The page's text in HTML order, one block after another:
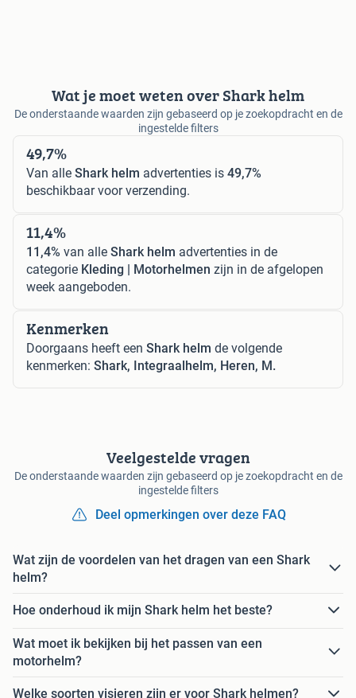
Wat je moet weten over Shark helm
De onderstaande waarden zijn gebaseerd op je zoekopdracht en de
ingestelde filters
49,7%
Van alle Shark helm advertenties is 49,7%
beschikbaar voor verzending.
11,4%
11,4% van alle Shark helm advertenties in de
categorie Kleding | Motorhelmen zijn in de afgelopen
week aangeboden.
Kenmerken
Doorgaans heeft een Shark helm de volgende
kenmerken: Shark, Integraalhelm, Heren, M.
Veelgestelde vragen
De onderstaande waarden zijn gebaseerd op je zoekopdracht en de
ingestelde filters
Deel opmerkingen over deze FAQ
Wat zijn de voordelen van het dragen van een Shark
helm?
Hoe onderhoud ik mijn Shark helm het beste?
Wat moet ik bekijken bij het passen van een
motorhelm?
Welke soorten visieren zijn er voor Shark helmen?